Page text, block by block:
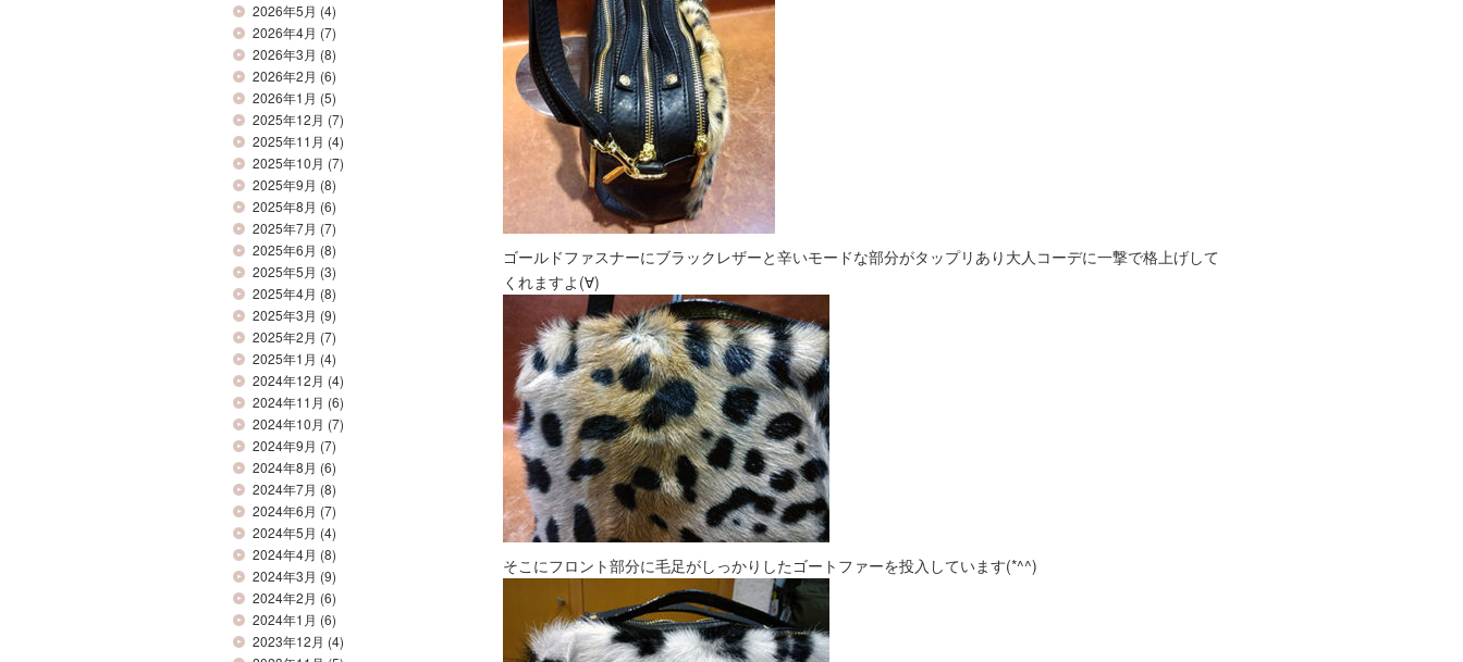
2026年5月 (4)
2026年4月 (7)
2026年3月 (8)
2026年2月 (6)
2026年1月 (5)
2025年12月 (7)
2025年11月 (4)
2025年10月 (7)
2025年9月 (8)
2025年8月 (6)
2025年7月 (7)
2025年6月 (8)
2025年5月 (3)
2025年4月 (8)
2025年3月 (9)
2025年2月 (7)
2025年1月 (4)
2024年12月 (4)
2024年11月 (6)
2024年10月 (7)
2024年9月 (7)
2024年8月 (6)
2024年7月 (8)
2024年6月 (7)
2024年5月 (4)
2024年4月 (8)
2024年3月 (9)
2024年2月 (6)
2024年1月 (6)
2023年12月 (4)
ゴールドファスナーにブラックレザーと辛いモードな部分がタップリあり大人コーデに一撃で格上げして
くれますよ(∀)
そこにフロント部分に毛足がしっかりしたゴートファーを投入しています(*^^)